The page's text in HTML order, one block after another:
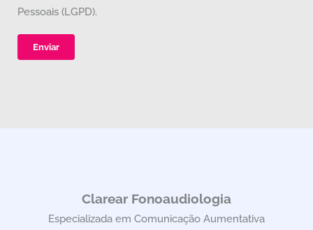
Pessoais (LGPD).
Clarear Fonoaudiologia
Especializada em Comunicação Aumentativa